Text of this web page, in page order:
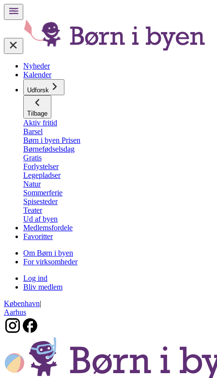
Nyheder
Kalender
Udforsk
Tilbage
Aktiv fritid
Barsel
Børn i byen Prisen
Børnefødselsdag
Gratis
Forlystelser
Legepladser
Natur
Sommerferie
Spisesteder
Teater
Ud af byen
Medlemsfordele
Favoritter
Om Børn i byen
For virksomheder
Log ind
Bliv medlem
København|
Aarhus